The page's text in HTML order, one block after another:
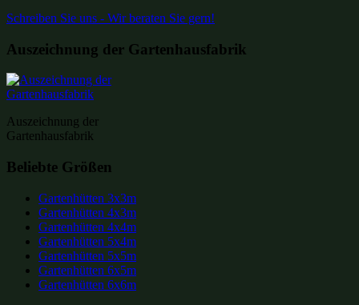
Schreiben Sie uns - Wir beraten Sie gern!
Auszeichnung der Gartenhausfabrik
Auszeichnung der
Gartenhausfabrik
Beliebte Größen
Gartenhütten 3x3m
Gartenhütten 4x3m
Gartenhütten 4x4m
Gartenhütten 5x4m
Gartenhütten 5x5m
Gartenhütten 6x5m
Gartenhütten 6x6m